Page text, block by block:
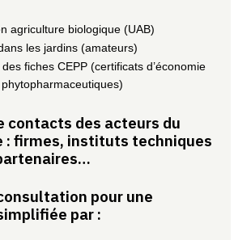
agriculture biologique (UAB)
les jardins (amateurs)
fiches CEPP (certificats d’économie
contacts des acteurs du
: firmes, instituts techniques
pour une
par :